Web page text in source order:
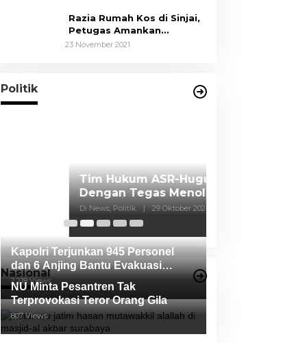
Razia Rumah Kos di Sinjai,
Petugas Amankan
Sepasang Mahasiswa,
23 November 2021
Politik
Adanya Tuduhan Politik Uang,
Pasar Murah Tidak
Di News, Politik
Nasional
Kapolri Terjunkan 945 Personel
dan 6 Anjing Bantu Evakuasi
Korban Erupsi Gunung Semeru
2,218 Views
NU Minta Pesantren Tak
Terprovokasi Teror Orang Gila
807 Views